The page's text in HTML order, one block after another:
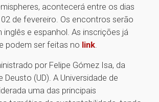
acontecerá entre os dias
de fevereiro. Os encontros serão
inglês e espanhol. As inscrições já
podem ser feitas no link.
por Felipe Gómez Isa, da
Deusto (UD). A Universidade de
uma das principais